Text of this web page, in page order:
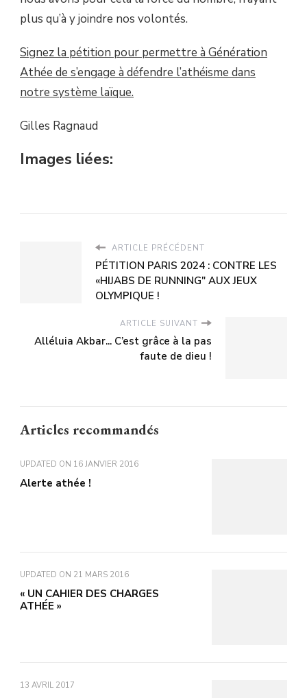
plus qu’à y joindre nos volontés.
Signez la pétition pour permettre à Génération
Athée de s’engage à défendre l’athéisme dans
notre système laïque.
Gilles Ragnaud
Images liées:
ARTICLE PRÉCÉDENT
PÉTITION PARIS 2024 : CONTRE LES
«HIJABS DE RUNNING" AUX JEUX
OLYMPIQUE !
ARTICLE SUIVANT
Alléluia Akbar... C’est grâce à la pas
faute de dieu !
Articles recommandés
UPDATED ON 16 JANVIER 2016
Alerte athée !
UPDATED ON 21 MARS 2016
« UN CAHIER DES CHARGES
ATHÉE »
13 AVRIL 2017